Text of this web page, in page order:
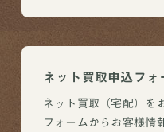
ネット買取申込フォ
ネット買取（宅配）を
フォームからお客様情